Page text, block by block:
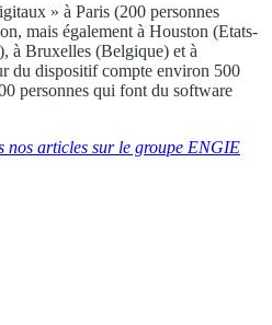
» à Paris (200 personnes
mais également à Houston (Etats-
à Bruxelles (Belgique) et à
du dispositif compte environ 500
personnes qui font du software
nos articles sur le groupe ENGIE